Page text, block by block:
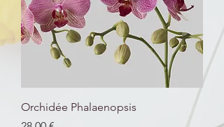
Orchidée Phalaenopsis